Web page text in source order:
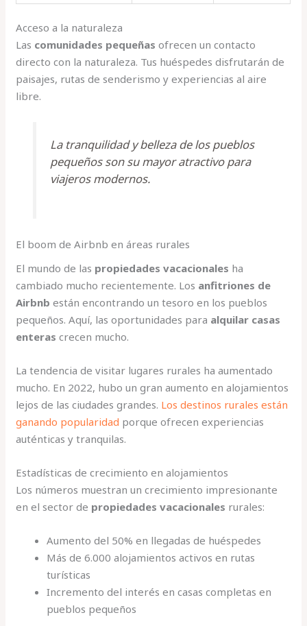
Acceso a la naturaleza
Las comunidades pequeñas ofrecen un contacto
directo con la naturaleza. Tus huéspedes disfrutarán de
paisajes, rutas de senderismo y experiencias al aire
libre.
La tranquilidad y belleza de los pueblos
pequeños son su mayor atractivo para
viajeros modernos.
El boom de Airbnb en áreas rurales
El mundo de las propiedades vacacionales ha
cambiado mucho recientemente. Los anfitriones de
Airbnb están encontrando un tesoro en los pueblos
pequeños. Aquí, las oportunidades para alquilar casas
enteras crecen mucho.
La tendencia de visitar lugares rurales ha aumentado
mucho. En 2022, hubo un gran aumento en alojamientos
lejos de las ciudades grandes. Los destinos rurales están
ganando popularidad porque ofrecen experiencias
auténticas y tranquilas.
Estadísticas de crecimiento en alojamientos
Los números muestran un crecimiento impresionante
en el sector de propiedades vacacionales rurales:
Aumento del 50% en llegadas de huéspedes
Más de 6.000 alojamientos activos en rutas
turísticas
Incremento del interés en casas completas en
pueblos pequeños